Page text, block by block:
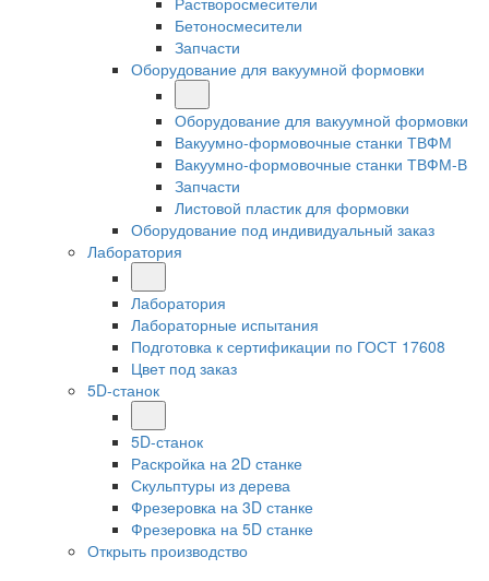
Бетоносмесители
Запчасти
Оборудование для вакуумной формовки
Оборудование для вакуумной формовки
Вакуумно-формовочные станки ТВФМ
Вакуумно-формовочные станки ТВФМ-В
Запчасти
Листовой пластик для формовки
Оборудование под индивидуальный заказ
Лаборатория
Лаборатория
Лабораторные испытания
Подготовка к сертификации по ГОСТ 17608
Цвет под заказ
5D-станок
5D-станок
Раскройка на 2D станке
Скульптуры из дерева
Фрезеровка на 3D станке
Фрезеровка на 5D станке
Открыть производство